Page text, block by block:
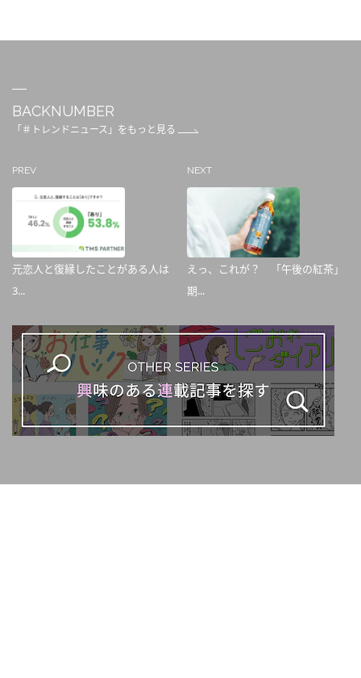
BACKNUMBER
「＃トレンドニュース」をもっと見る
PREV
元恋人と復縁したことがある人は
3...
NEXT
えっ、これが？ 「午後の紅茶」
期...